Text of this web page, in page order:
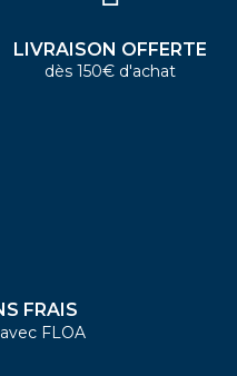
LIVRAISON OFFERTE
dès 150€ d'achat
FRAIS
FLOA